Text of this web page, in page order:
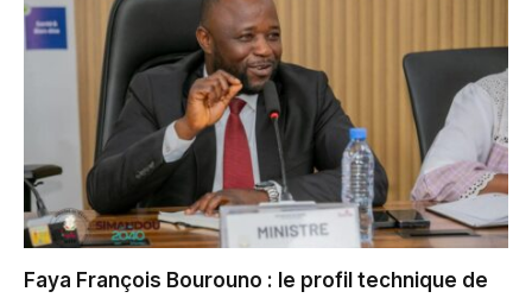
Faya François Bourouno : le profil technique de